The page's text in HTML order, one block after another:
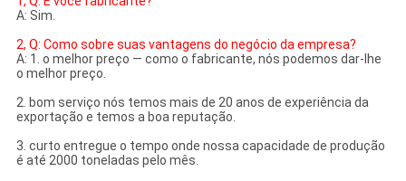
A: Sim.
2, Q: Como sobre suas vantagens do negócio da empresa?
A: 1. o melhor preço — como o fabricante, nós podemos dar-lhe
o melhor preço.
2. bom serviço nós temos mais de 20 anos de experiência da
exportação e temos a boa reputação.
3. curto entregue o tempo onde nossa capacidade de produção
é até 2000 toneladas pelo mês.